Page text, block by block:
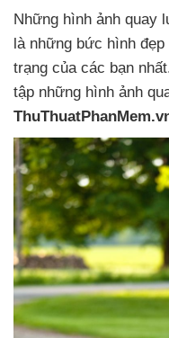
Những hình ảnh quay
là những bức hình đẹp
trạng của các bạn nhất
tập những hình ảnh